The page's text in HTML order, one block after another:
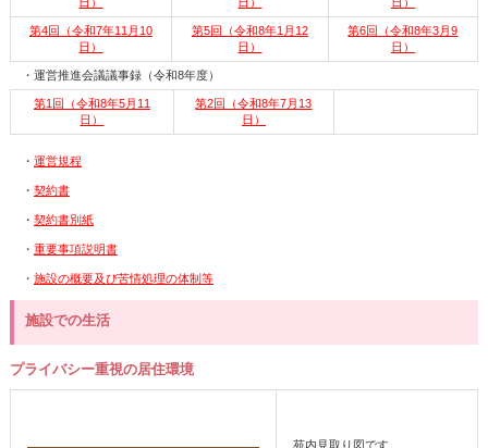
第4回（令和7年11月10
日）
第5回（令和8年1月12
日）
第6回（令和8年3月9
日）
・運営推進会議議事録（令和8年度）
第1回（令和8年5月11
日）
第2回（令和8年7月13
日）
・ 運営規程
・ 契約書
・ 契約書別紙
・ 重要事項説明書
・ 施設の概要及び苦情処理の体制等
施設での生活
プライバシー重視の居住環境
苑内見取り図です。